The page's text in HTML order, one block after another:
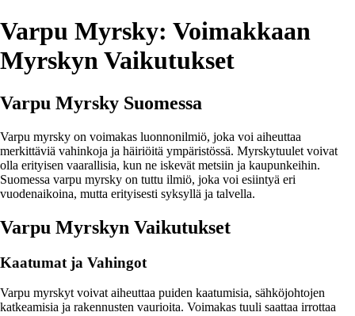
Varpu Myrsky: Voimakkaan
Myrskyn Vaikutukset
Varpu Myrsky Suomessa
Varpu myrsky on voimakas luonnonilmiö, joka voi aiheuttaa
merkittäviä vahinkoja ja häiriöitä ympäristössä. Myrskytuulet voivat
olla erityisen vaarallisia, kun ne iskevät metsiin ja kaupunkeihin.
Suomessa varpu myrsky on tuttu ilmiö, joka voi esiintyä eri
vuodenaikoina, mutta erityisesti syksyllä ja talvella.
Varpu Myrskyn Vaikutukset
Kaatumat ja Vahingot
Varpu myrskyt voivat aiheuttaa puiden kaatumisia, sähköjohtojen
katkeamisia ja rakennusten vaurioita. Voimakas tuuli saattaa irrottaa